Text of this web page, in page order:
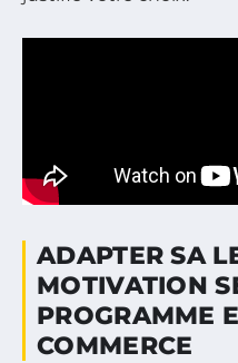
ADAPTER SA
MOTIVATION
PROGRAMME
COMMERCE